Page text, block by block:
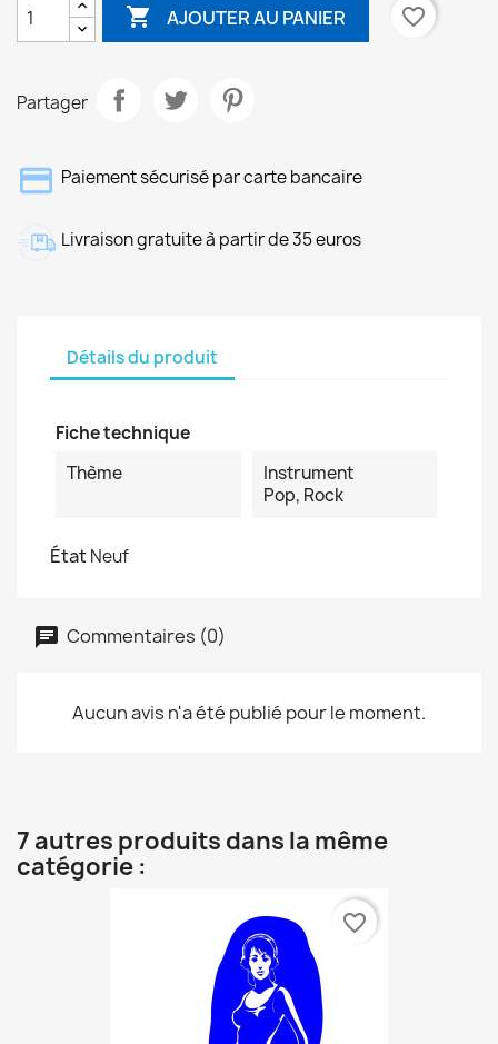
 AJOUTER AU PANIER favorite_border
Partager
Paiement sécurisé par carte bancaire
Livraison gratuite à partir de 35 euros
Détails du produit
Fiche technique
Thème
Instrument
Pop, Rock
ÉtatNeuf
Commentaires (0)
Aucun avis n'a été publié pour le moment.
7 autres produits dans la même
catégorie :
favorite_border